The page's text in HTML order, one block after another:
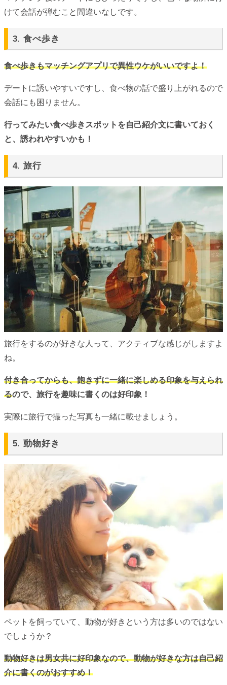
けて会話が弾むこと間違いなしです。
3. 食べ歩き
食べ歩きもマッチングアプリで異性ウケがいいですよ！
デートに誘いやすいですし、食べ物の話で盛り上がれるので
会話にも困りません。
行ってみたい食べ歩きスポットを自己紹介文に書いておく
と、誘われやすいかも！
4. 旅行
旅行をするのが好きな人って、アクティブな感じがしますよ
ね。
付き合ってからも、飽きずに一緒に楽しめる印象を与えられ
るので、旅行を趣味に書くのは好印象！
実際に旅行で撮った写真も一緒に載せましょう。
5. 動物好き
ペットを飼っていて、動物が好きという方は多いのではない
でしょうか？
動物好きは男女共に好印象なので、動物が好きな方は自己紹
介に書くのがおすすめ！